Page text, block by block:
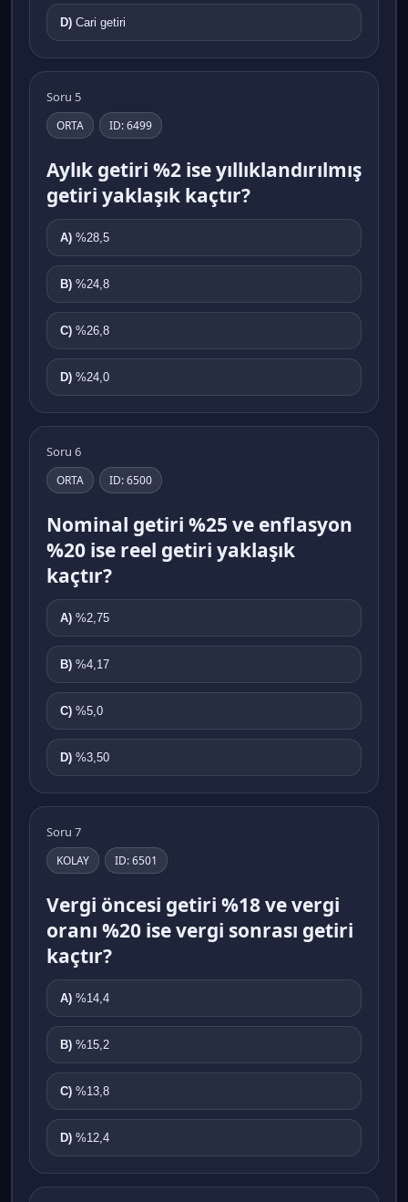
D) Cari getiri
Soru 5
ORTA ID: 6499
Aylık getiri %2 ise yıllıklandırılmış
getiri yaklaşık kaçtır?
A) %28,5
B) %24,8
C) %26,8
D) %24,0
Soru 6
ORTA ID: 6500
Nominal getiri %25 ve enflasyon
%20 ise reel getiri yaklaşık
kaçtır?
A) %2,75
B) %4,17
C) %5,0
D) %3,50
Soru 7
KOLAY ID: 6501
Vergi öncesi getiri %18 ve vergi
oranı %20 ise vergi sonrası getiri
kaçtır?
A) %14,4
B) %15,2
C) %13,8
D) %12,4